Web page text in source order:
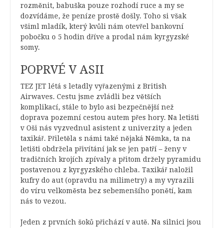
rozměnit, babuška pouze rozhodí ruce a my se
dozvídáme, že peníze prostě došly. Toho si však
všiml mladík, který kvůli nám otevřel bankovní
pobočku o 5 hodin dříve a prodal nám kyrgyzské
somy.
POPRVÉ V ASII
TEZ JET létá s letadly vyřazenými z British
Airwaves. Cestu jsme zvládli bez větších
komplikací, stále to bylo asi bezpečnější než
doprava pozemní cestou autem přes hory. Na letišti
v Oši nás vyzvednul asistent z univerzity a jeden
taxikář. Přiletěla s námi také nějaká Němka, ta na
letišti obdržela přivítání jak se jen patří – ženy v
tradičních krojích zpívaly a přitom držely pyramidu
postavenou z kyrgyzského chleba. Taxikář naložil
kufry do aut (opravdu na milimetry) a my vyrazili
do víru velkoměsta bez sebemenšího ponětí, kam
nás to vezou.
Jeden z prvních šoků přichází v autě. Na silnici jsou